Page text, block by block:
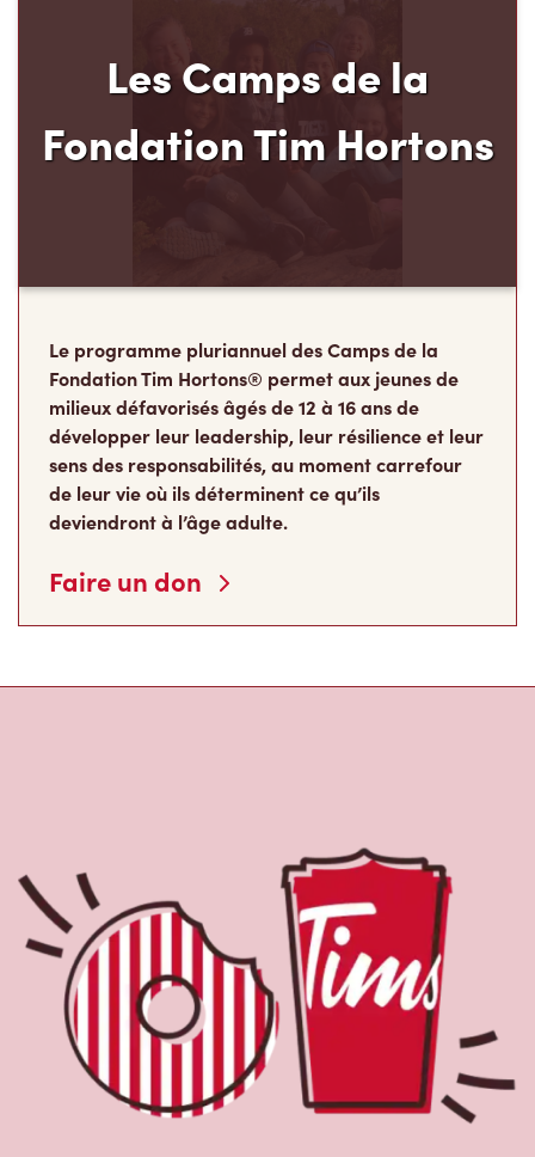
Les Camps de la
Fondation Tim Hortons
Le programme pluriannuel des Camps de la
Fondation Tim Hortons® permet aux jeunes de
milieux défavorisés âgés de 12 à 16 ans de
développer leur leadership, leur résilience et leur
sens des responsabilités, au moment carrefour
de leur vie où ils déterminent ce qu’ils
deviendront à l’âge adulte.
Faire un don